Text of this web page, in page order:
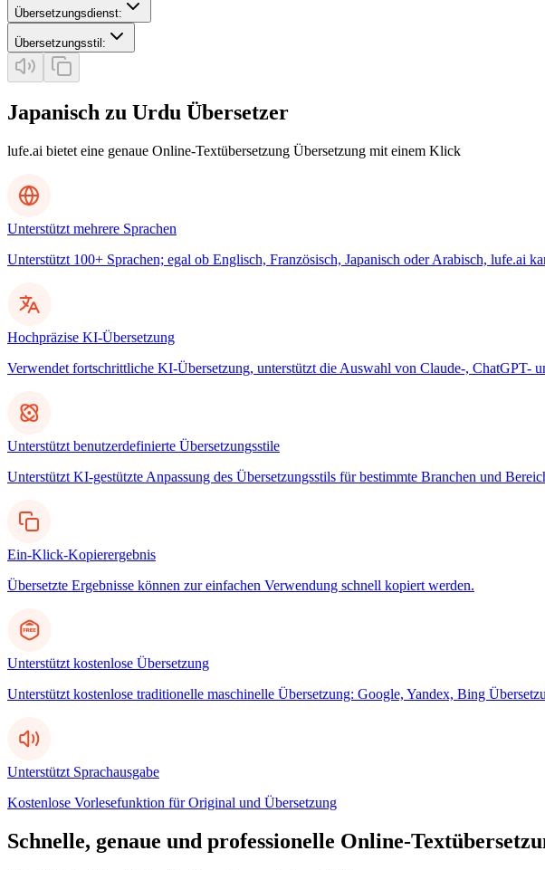
Übersetzungsdienst:
Übersetzungsstil :
Japanisch zu Urdu Übersetzer
lufe.ai bietet eine genaue Online-Textübersetzung Übersetzung mit einem Klick
Unterstützt mehrere Sprachen
Unterstützt 100+ Sprachen; egal ob Englisch, Französisch, Japanisch oder Arabisch, lufe.ai
Hochpräzise KI-Übersetzung
Verwendet fortschrittliche KI-Übersetzung, unterstützt die Auswahl von Claude-, ChatGPT-
Unterstützt benutzerdefinierte Übersetzungsstile
Unterstützt KI-gestützte Anpassung des Übersetzungsstils für bestimmte Branchen und
Ein-Klick-Kopierergebnis
Übersetzte Ergebnisse können zur einfachen Verwendung schnell kopiert werden.
Unterstützt kostenlose Übersetzung
Unterstützt kostenlose traditionelle maschinelle Übersetzung: Google, Yandex, Bing
Unterstützt Sprachausgabe
Kostenlose Vorlesefunktion für Original und Übersetzung
Schnelle, genaue und professionelle Online-